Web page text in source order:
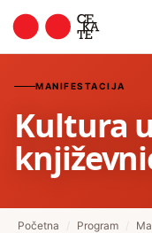
MANIFESTACIJA
Kultura
Početna Program